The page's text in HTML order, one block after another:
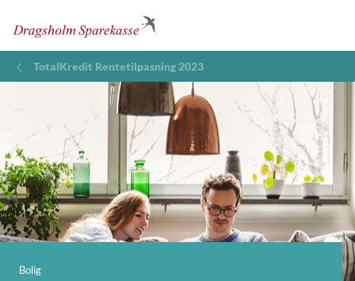
TotalKredit Rentetilpasning 2023
Bolig